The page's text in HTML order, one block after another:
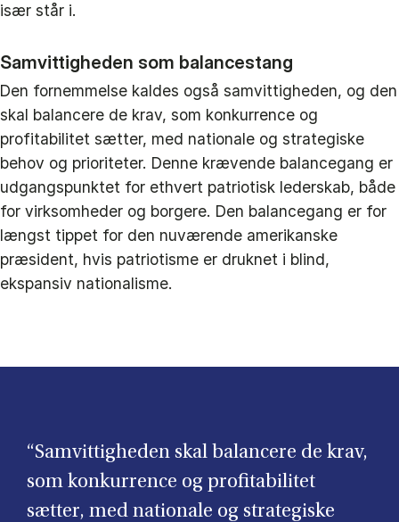
især står i.
Samvittigheden som balancestang
Den fornemmelse kaldes også samvittigheden, og den
skal balancere de krav, som konkurrence og
profitabilitet sætter, med nationale og strategiske
behov og prioriteter. Denne krævende balancegang er
udgangspunktet for ethvert patriotisk lederskab, både
for virksomheder og borgere. Den balancegang er for
længst tippet for den nuværende amerikanske
præsident, hvis patriotisme er druknet i blind,
ekspansiv nationalisme.
“Samvittigheden skal balancere de krav,
som konkurrence og profitabilitet
sætter, med nationale og strategiske